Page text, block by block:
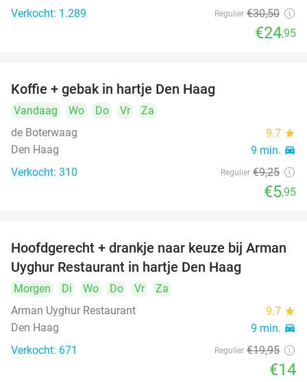
Verkocht: 1.289 Regulier €30,50
€24,95
Koffie + gebak in hartje Den Haag
Vandaag Wo Do Vr
Za
de Boterwaag
9.7 star
Den Haag 9 min. directions_car
Verkocht: 310 Regulier €9,25
€5,95
30%
Hoofdgerecht + drankje naar keuze bij Arman
Uyghur Restaurant in hartje Den Haag
Morgen Di Wo Do Vr
Za
Arman Uyghur Restaurant
9.7 star
Den Haag 9 min. directions_car
Verkocht: 671 Regulier €19,95
€14